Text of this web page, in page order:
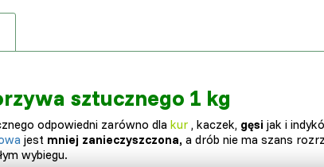
sztucznego 1 kg
odpowiedni zarówno dla kur, kaczek, gęsi jak i
jest mniej zanieczyszczona, a drób nie ma szans
wybiegu.